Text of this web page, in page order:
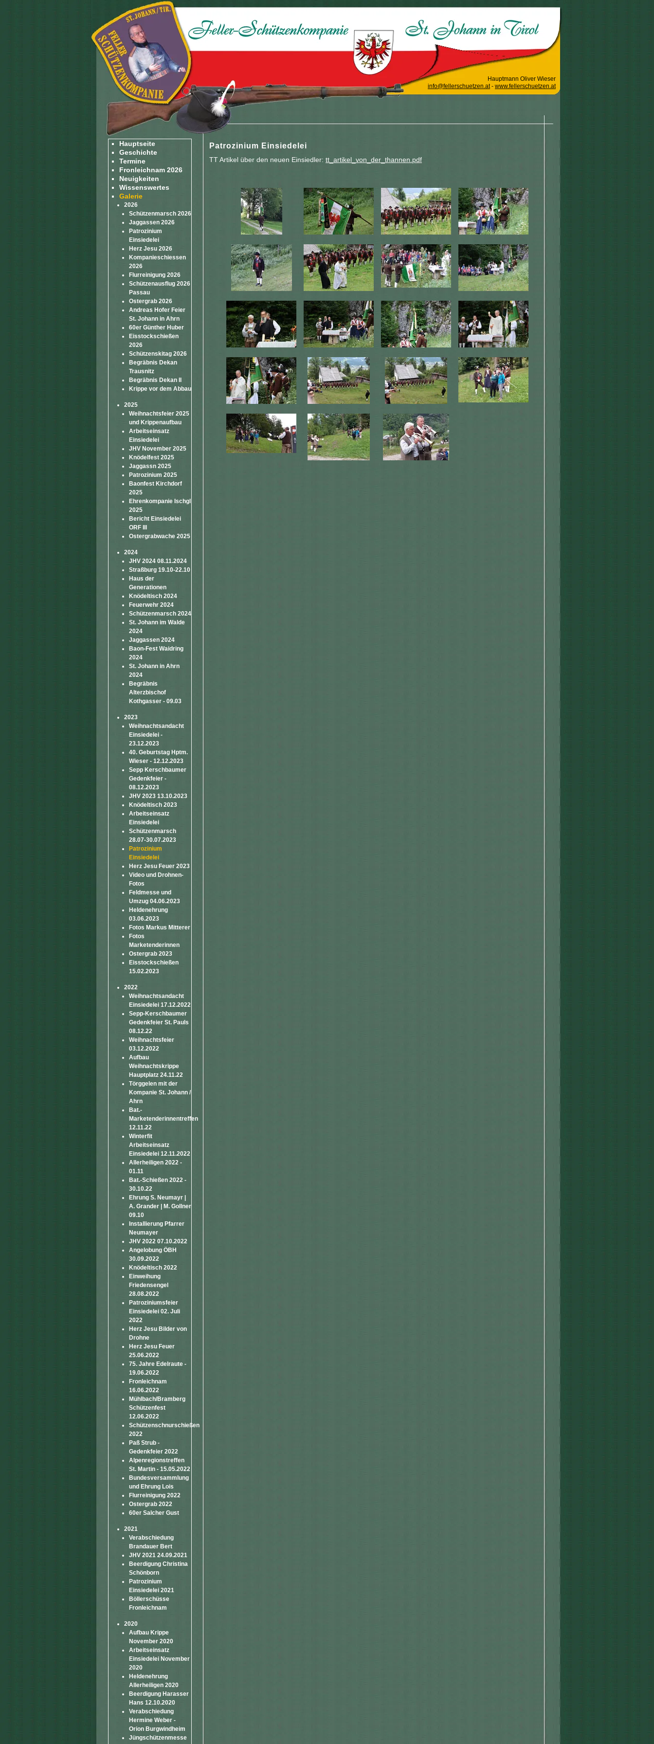
Hauptmann Oliver Wieser
info@fellerschuetzen.at- www.fellerschuetzen.at
Hauptseite
Geschichte
Termine
Fronleichnam 2026
Neuigkeiten
Wissenswertes
Galerie
2026
Schützenmarsch 2026
Jaggassen 2026
Patrozinium
Einsiedelei
Herz Jesu 2026
Kompanieschiessen
2026
Flurreinigung 2026
Schützenausflug 2026
Passau
Ostergrab 2026
Andreas Hofer Feier
St. Johann in Ahrn
60er Günther Huber
Eisstockschießen
2026
Schützenskitag 2026
Begräbnis Dekan
Trausnitz
Begräbnis Dekan II
Krippe vor dem Abbau
2025
Weihnachtsfeier 2025
und Krippenaufbau
Arbeitseinsatz
Einsiedelei
JHV November 2025
Knödelfest 2025
Jaggassn 2025
Patrozinium 2025
Baonfest Kirchdorf
2025
Ehrenkompanie Ischgl
2025
Bericht Einsiedelei
ORF III
Ostergrabwache 2025
2024
JHV 2024 08.11.2024
Straßburg 19.10-22.10
Haus der
Generationen
Knödeltisch 2024
Feuerwehr 2024
Schützenmarsch 2024
St. Johann im Walde
2024
Jaggassen 2024
Baon-Fest Waidring
2024
St. Johann in Ahrn
2024
Begräbnis
Alterzbischof
Kothgasser - 09.03
2023
Weihnachtsandacht
Einsiedelei -
23.12.2023
40. Geburtstag Hptm.
Wieser - 12.12.2023
Sepp Kerschbaumer
Gedenkfeier -
08.12.2023
JHV 2023 13.10.2023
Knödeltisch 2023
Arbeitseinsatz
Einsiedelei
Schützenmarsch
28.07-30.07.2023
Patrozinium
Einsiedelei
Herz Jesu Feuer 2023
Video und Drohnen-
Fotos
Feldmesse und
Umzug 04.06.2023
Heldenehrung
03.06.2023
Fotos Markus Mitterer
Fotos
Marketenderinnen
Ostergrab 2023
Eisstockschießen
15.02.2023
2022
Weihnachtsandacht
Einsiedelei 17.12.2022
Sepp-Kerschbaumer
Gedenkfeier St. Pauls
08.12.22
Weihnachtsfeier
03.12.2022
Aufbau
Weihnachtskrippe
Hauptplatz 24.11.22
Törggelen mit der
Kompanie St. Johann /
Ahrn
Bat.-
Marketenderinnentreffen
12.11.22
Winterfit
Arbeitseinsatz
Einsiedelei 12.11.2022
Allerheiligen 2022 -
01.11
Bat.-Schießen 2022 -
30.10.22
Ehrung S. Neumayr |
A. Grander | M. Gollner
09.10
Installierung Pfarrer
Neumayer
JHV 2022 07.10.2022
Angelobung ÖBH
30.09.2022
Knödeltisch 2022
Einweihung
Friedensengel
28.08.2022
Patroziniumsfeier
Einsiedelei 02. Juli
2022
Herz Jesu Bilder von
Drohne
Herz Jesu Feuer
25.06.2022
75. Jahre Edelraute -
19.06.2022
Fronleichnam
16.06.2022
Mühlbach/Bramberg
Schützenfest
12.06.2022
Schützenschnurschießen
2022
Paß Strub -
Gedenkfeier 2022
Alpenregionstreffen
St. Martin - 15.05.2022
Bundesversammlung
und Ehrung Lois
Flurreinigung 2022
Ostergrab 2022
60er Salcher Gust
2021
Verabschiedung
Brandauer Bert
JHV 2021 24.09.2021
Beerdigung Christina
Schönborn
Patrozinium
Einsiedelei 2021
Böllerschüsse
Fronleichnam
2020
Aufbau Krippe
November 2020
Arbeitseinsatz
Einsiedelei November
2020
Heldenehrung
Allerheiligen 2020
Beerdigung Harasser
Hans 12.10.2020
Verabschiedung
Hermine Weber -
Orion Burgwindheim
Jüngschützenmesse
Patrozinium Einsiedelei
TT Artikel über den neuen Einsiedler: tt_artikel_von_der_thannen.pdf